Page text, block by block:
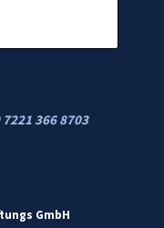
7221 366 8703
GmbH